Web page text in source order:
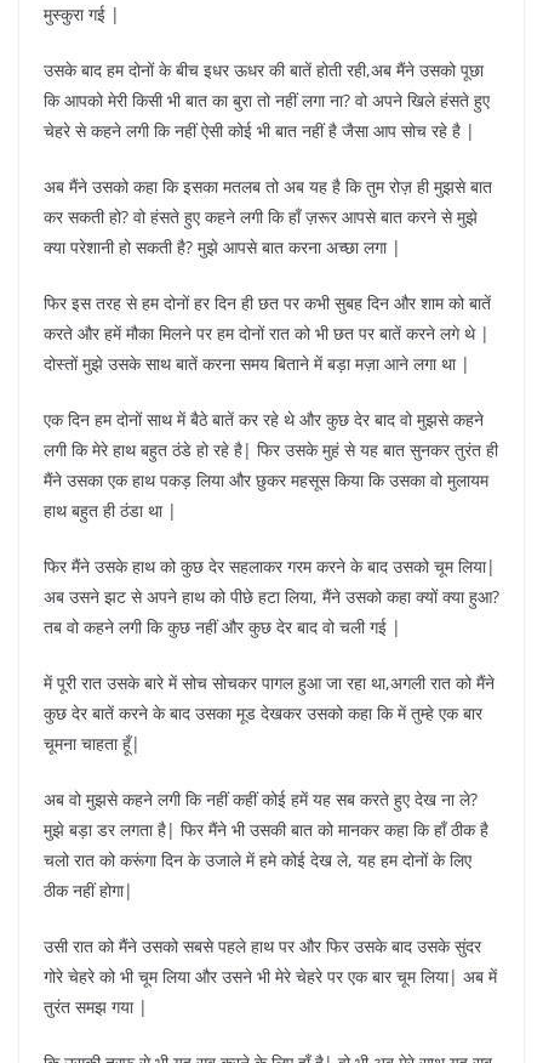
मुस्कुरा गई |
उसके बाद हम दोनों के बीच इधर ऊधर की बातें होती रही,अब मैंने उसको पूछा
कि आपको मेरी किसी भी बात का बुरा तो नहीं लगा ना? वो अपने खिले हंसते हुए
चेहरे से कहने लगी कि नहीं ऐसी कोई भी बात नहीं है जैसा आप सोच रहे है |
अब मैंने उसको कहा कि इसका मतलब तो अब यह है कि तुम रोज़ ही मुझसे बात
कर सकती हो? वो हंसते हुए कहने लगी कि हाँ ज़रूर आपसे बात करने से मुझे
क्या परेशानी हो सकती है? मुझे आपसे बात करना अच्छा लगा |
फिर इस तरह से हम दोनों हर दिन ही छत पर कभी सुबह दिन और शाम को बातें
करते और हमें मौका मिलने पर हम दोनों रात को भी छत पर बातें करने लगे थे |
दोस्तों मुझे उसके साथ बातें करना समय बिताने में बड़ा मज़ा आने लगा था |
एक दिन हम दोनों साथ में बैठे बातें कर रहे थे और कुछ देर बाद वो मुझसे कहने
लगी कि मेरे हाथ बहुत ठंडे हो रहे है| फिर उसके मुहं से यह बात सुनकर तुरंत ही
मैंने उसका एक हाथ पकड़ लिया और छुकर महसूस किया कि उसका वो मुलायम
हाथ बहुत ही ठंडा था |
फिर मैंने उसके हाथ को कुछ देर सहलाकर गरम करने के बाद उसको चूम लिया|
अब उसने झट से अपने हाथ को पीछे हटा लिया, मैंने उसको कहा क्यों क्या हुआ?
तब वो कहने लगी कि कुछ नहीं और कुछ देर बाद वो चली गई |
में पूरी रात उसके बारे में सोच सोचकर पागल हुआ जा रहा था,अगली रात को मैंने
कुछ देर बातें करने के बाद उसका मूड देखकर उसको कहा कि में तुम्हे एक बार
चूमना चाहता हूँ|
अब वो मुझसे कहने लगी कि नहीं कहीं कोई हमें यह सब करते हुए देख ना ले?
मुझे बड़ा डर लगता है| फिर मैंने भी उसकी बात को मानकर कहा कि हाँ ठीक है
चलो रात को करूंगा दिन के उजाले में हमे कोई देख ले, यह हम दोनों के लिए
ठीक नहीं होगा|
उसी रात को मैंने उसको सबसे पहले हाथ पर और फिर उसके बाद उसके सुंदर
गोरे चेहरे को भी चूम लिया और उसने भी मेरे चेहरे पर एक बार चूम लिया| अब में
तुरंत समझ गया |